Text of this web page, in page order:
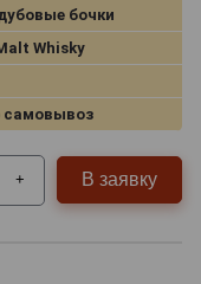
бочки
Whisky
самовывоз
+ В заявку